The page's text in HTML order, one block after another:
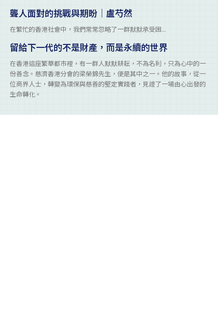
聾人面對的挑戰與期盼｜盧芍然
在繁忙的香港社會中，我們常常忽略了一群默默承受困...
留給下一代的不是財產，而是永續的世界
在香港這座繁華都市裡，有一群人默默耕耘，不為名利，只為心中的一
份善念。慈濟香港分會的梁榮錦先生，便是其中之一。他的故事，從一
位商界人士，轉變為環保與慈善的堅定實踐者，見證了一場由心出發的
生命轉化。